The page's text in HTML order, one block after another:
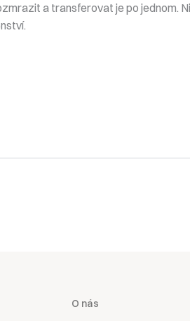
a transferovat je po jednom.
O nás